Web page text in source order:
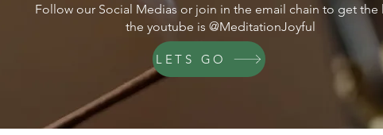
Follow our Social Medias or join in the email chain to get the
the youtube is @MeditationJoyful
LETS GO